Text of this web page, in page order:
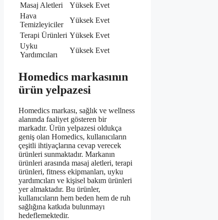
Masaj Aletleri
Yüksek Evet
Hava
Temizleyiciler
Yüksek Evet
Terapi Ürünleri Yüksek Evet
Uyku
Yardımcıları
Yüksek Evet
Homedics markasının
ürün yelpazesi
Homedics markası, sağlık ve wellness
alanında faaliyet gösteren bir
markadır. Ürün yelpazesi oldukça
geniş olan Homedics, kullanıcıların
çeşitli ihtiyaçlarına cevap verecek
ürünleri sunmaktadır. Markanın
ürünleri arasında masaj aletleri, terapi
ürünleri, fitness ekipmanları, uyku
yardımcıları ve kişisel bakım ürünleri
yer almaktadır. Bu ürünler,
kullanıcıların hem beden hem de ruh
sağlığına katkıda bulunmayı
hedeflemektedir.